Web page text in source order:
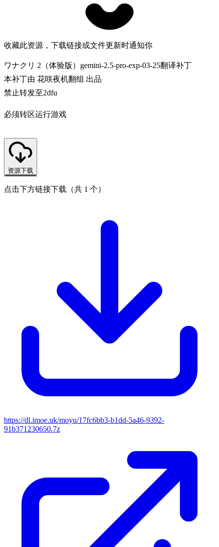
收藏此资源，下载链接或文件更新时通知你
ワナクリ 2（体验版）gemini-2.5-pro-exp-03-25翻译补丁
本补丁由 花咲夜机翻组 出品
禁止转发至2dfu
必须转区运行游戏
资源下载
点击下方链接下载（共 1 个）
https://dl.imoe.uk/moyu/17fc6bb3-b1dd-5a46-9392-
91b371230650.7z